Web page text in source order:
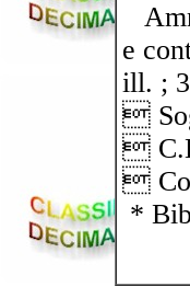
e
ill. ;



*